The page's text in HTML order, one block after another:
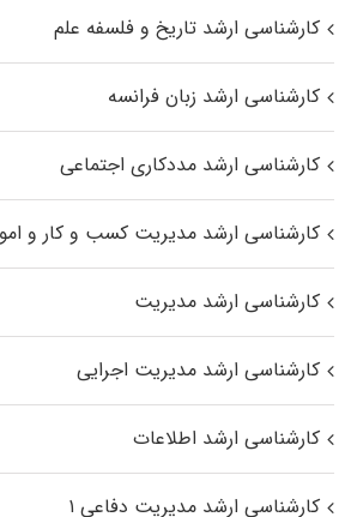
کارشناسی ارشد تاریخ و فلسفه علم
کارشناسی ارشد زبان فرانسه
کارشناسی ارشد مددکاری اجتماعی
کارشناسی ارشد مدیریت کسب و کار و
کارشناسی ارشد مدیریت
کارشناسی ارشد مدیریت اجرایی
کارشناسی ارشد اطلاعات
کارشناسی ارشد مدیریت دفاعی ۱